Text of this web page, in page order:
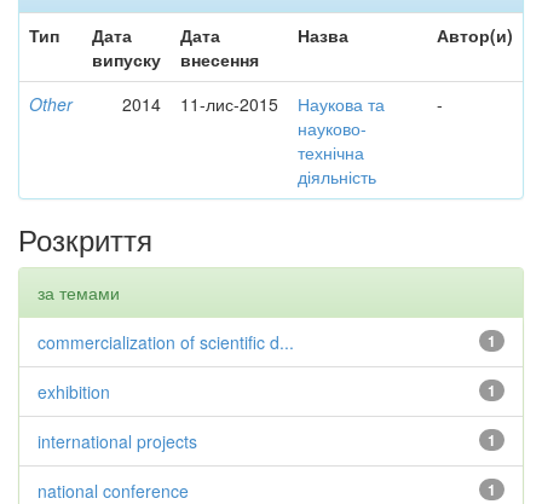
Тип
Дата
випуску
Дата
внесення
Назва Автор(и)
Other 2014 11-лис-2015
Наукова та
науково-
технічна
діяльність
-
Розкриття
за темами
1
commercialization of scientific d...
1
exhibition
1
international projects
1
national conference